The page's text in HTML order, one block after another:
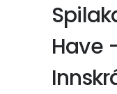
Have